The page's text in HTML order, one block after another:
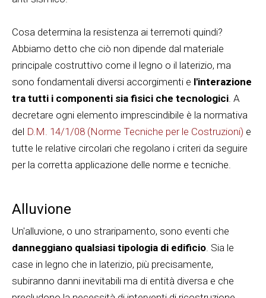
Cosa determina la resistenza ai terremoti quindi?
Abbiamo detto che ciò non dipende dal materiale
principale costruttivo come il legno o il laterizio, ma
sono fondamentali diversi accorgimenti e l'interazione
tra tutti i componenti sia fisici che tecnologici . A
decretare ogni elemento imprescindibile è la normativa
del D.M. 14/1/08 (Norme Tecniche per le Costruzioni) e
tutte le relative circolari che regolano i criteri da seguire
per la corretta applicazione delle norme e tecniche.
Alluvione
Un'alluvione, o uno straripamento, sono eventi che
danneggiano qualsiasi tipologia di edificio . Sia le
case in legno che in laterizio, più precisamente,
subiranno danni inevitabili ma di entità diversa e che